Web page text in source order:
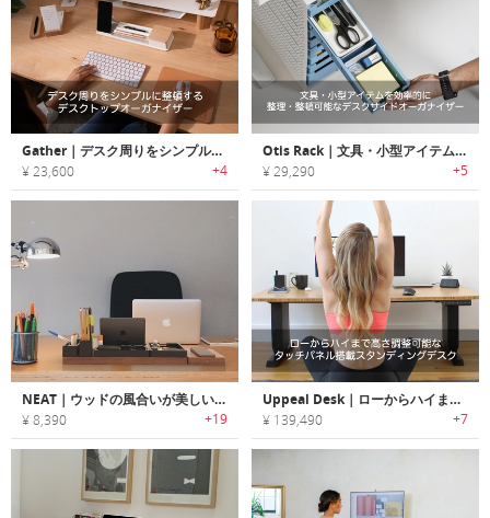
Gather｜デスク周りをシンプルに整頓するデスクトップオーガナイザー「ギャザー」
¥ 23,600 +4
Otis Rack｜文具・小型アイテムを効率的に整理・整頓可能なデスクサイドオーガナイザー「オーティスラック」
¥ 29,290 +5
NEAT｜ウッドの風合いが美しいMagSafe チャージャー搭載デスクオーガナイザー「ニート」
¥ 8,390 +19
Uppeal Desk｜ローからハイまで高さ調整可能なタッチパネル搭載スタンディングデスク「アピールデスク」
¥ 139,490 +7